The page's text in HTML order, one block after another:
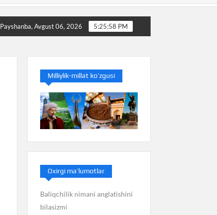
Baliq nimani anglatishini bilasizmi
Payshanba, Avgust 06, 2026 5:25:59 PM
Milliylik-millat ko’zgusi
Oxirgi ma’lumotlar
Baliqchilik nimani anglatishini
bilasizmi